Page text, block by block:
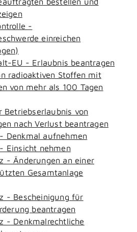
-
einreichen
EU - Erlaubnis beantragen
radioaktiven Stoffen mit
von mehr als 100 Tagen
Betriebserlaubnis von
nach Verlust beantragen
Denkmal aufnehmen
Einsicht nehmen
- Änderungen an einer
Gesamtanlage
- Bescheinigung für
beantragen
- Denkmalrechtliche